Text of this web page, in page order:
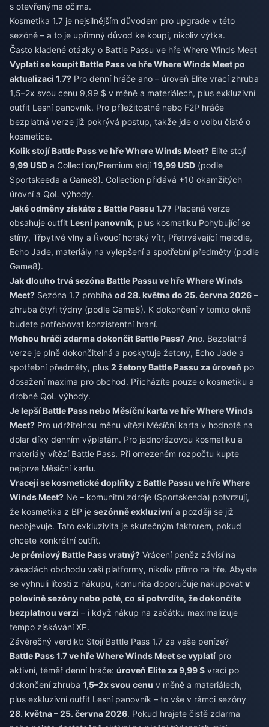
s otevřenýma očima.
Kosmetika 1.7 je nejsilnějším důvodem pro upgrade v této
sezóně – a to je upřímný důvod ke koupi, nikoliv výtka.
Často kladené otázky o Battle Passu ve hře Where Winds Meet
Vyplatí se koupit Battle Pass ve hře Where Winds Meet po
aktualizaci 1.7? Pro denní hráče ano – úroveň Elite vrací zhruba
1,5–2x svou cenu 9,99 $ v měně a materiálech, plus exkluzivní
outfit Lesní panovník. Pro příležitostné nebo F2P hráče
bezplatná verze již pokrývá postup, takže jde o volbu čistě o
kosmetice.
Kolik stojí Battle Pass ve hře Where Winds Meet? Elite stojí
9,99 USD a Collection/Premium stojí19,99 USD (podle
Sportskeeda a Game8). Collection přidává +10 okamžitých
úrovní a QoL výhody.
Jaké odměny získáte z Battle Passu 1.7? Placená verze
obsahuje outfit Lesní panovník, plus kosmetiku Pohybující se
stíny, Třpytivé vlny a Řvoucí horský vítr, Přetrvávající melodie,
Echo Jade, materiály na vylepšení a spotřební předměty (podle
Game8).
Jak dlouho trvá sezóna Battle Passu ve hře Where Winds
Meet? Sezóna 1.7 probíhá od 28. května do 25. června 2026 –
zhruba čtyři týdny (podle Game8). K dokončení v tomto okně
budete potřebovat konzistentní hraní.
Mohou hráči zdarma dokončit Battle Pass? Ano. Bezplatná
verze je plně dokončitelná a poskytuje žetony, Echo Jade a
spotřební předměty, plus 2 žetony Battle Passu za úroveň po
dosažení maxima pro obchod. Přicházíte pouze o kosmetiku a
drobné QoL výhody.
Je lepší Battle Pass nebo Měsíční karta ve hře Where Winds
Meet? Pro udržitelnou měnu vítězí Měsíční karta v hodnotě na
dolar díky denním výplatám. Pro jednorázovou kosmetiku a
materiály vítězí Battle Pass. Při omezeném rozpočtu kupte
nejprve Měsíční kartu.
Vracejí se kosmetické doplňky z Battle Passu ve hře Where
Winds Meet? Ne – komunitní zdroje (Sportskeeda) potvrzují,
že kosmetika z BP je sezónně exkluzivní a později se již
neobjevuje. Tato exkluzivita je skutečným faktorem, pokud
chcete konkrétní outfit.
Je prémiový Battle Pass vratný? Vrácení peněz závisí na
zásadách obchodu vaší platformy, nikoliv přímo na hře. Abyste
se vyhnuli lítosti z nákupu, komunita doporučuje nakupovat v
polovině sezóny nebo poté, co si potvrdíte, že dokončíte
bezplatnou verzi – i když nákup na začátku maximalizuje
tempo získávání XP.
Závěrečný verdikt: Stojí Battle Pass 1.7 za vaše peníze?
Battle Pass 1.7 ve hře Where Winds Meet se vyplatí pro
aktivní, téměř denní hráče: úroveň Elite za 9,99 $ vrací po
dokončení zhruba 1,5–2x svou cenu v měně a materiálech,
plus exkluzivní outfit Lesní panovník – to vše v rámci sezóny
28. května – 25. června 2026. Pokud hrajete čistě zdarma